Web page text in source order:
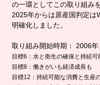
の一環としてこの取り組み
2025年からは原産国判定は
明確化しました。
取り組み開始時期：
目標6：水と衛生の確保と持続可
目標8：働きがいも経済成長も
目標12：持続可能な消費と生産